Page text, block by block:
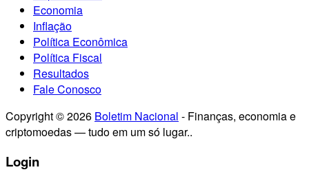
Economia
Inflação
Política Econômica
Política Fiscal
Resultados
Fale Conosco
Copyright © 2026 Boletim Nacional - Finanças, economia e
criptomoedas — tudo em um só lugar..
Login